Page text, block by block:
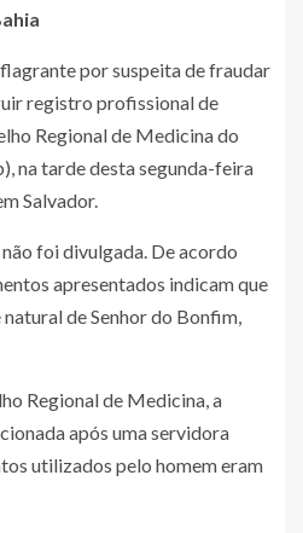
por suspeita de fraudar
registro profissional de
Regional de Medicina do
na tarde desta segunda-feira
Salvador.
foi divulgada. De acordo
apresentados indicam que
de Senhor do Bonfim,
Regional de Medicina, a
após uma servidora
utilizados pelo homem eram